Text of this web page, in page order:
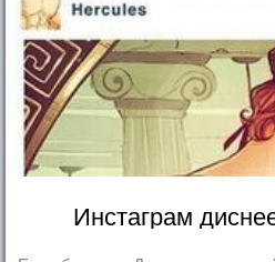
Инстаграм